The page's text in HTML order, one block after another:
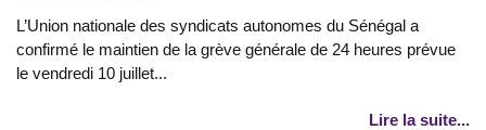
L’Union nationale des syndicats autonomes du Sénégal a
confirmé le maintien de la grève générale de 24 heures prévue
le vendredi 10 juillet...
Lire la suite...